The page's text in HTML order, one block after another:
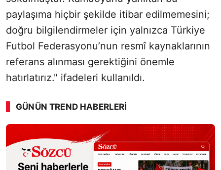
paylaşıma hiçbir şekilde itibar edilmemesini;
doğru bilgilendirmeler için yalnızca Türkiye
Futbol Federasyonu’nun resmî kaynaklarının
referans alınması gerektiğini önemle
hatırlatırız." ifadeleri kullanıldı.
GÜNÜN TREND HABERLERI